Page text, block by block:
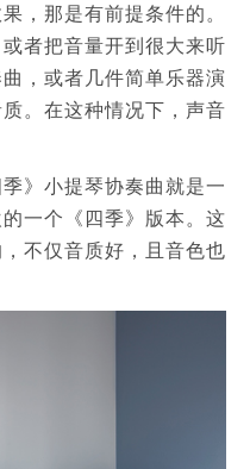
，那是有前提条件的。
者把音量开到很大来听
，或者几件简单乐器演
。在这种情况下，声音
》小提琴协奏曲就是一
一个《四季》版本。这
不仅音质好，且音色也